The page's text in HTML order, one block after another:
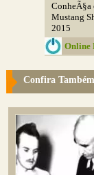
ConheÃ§a
Mustang
2015
Online
Confira